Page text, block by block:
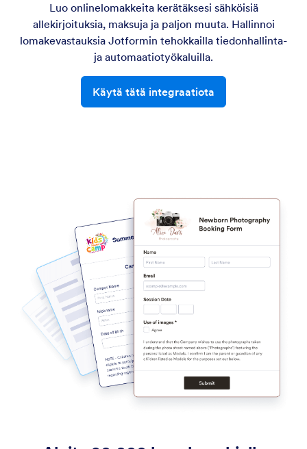
Luo onlinelomakkeita kerätäksesi sähköisiä
allekirjoituksia, maksuja ja paljon muuta. Hallinnoi
lomakevastauksia Jotformin tehokkailla tiedonhallinta-
ja automaatiotyökaluilla.
Käytä tätä integraatiota